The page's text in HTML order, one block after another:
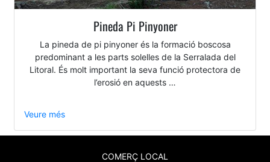
Pineda Pi Pinyoner
La pineda de pi pinyoner és la formació boscosa
predominant a les parts solelles de la Serralada del
Litoral. És molt important la seva funció protectora de
l’erosió en aquests …
Veure més
COMERÇ LOCAL